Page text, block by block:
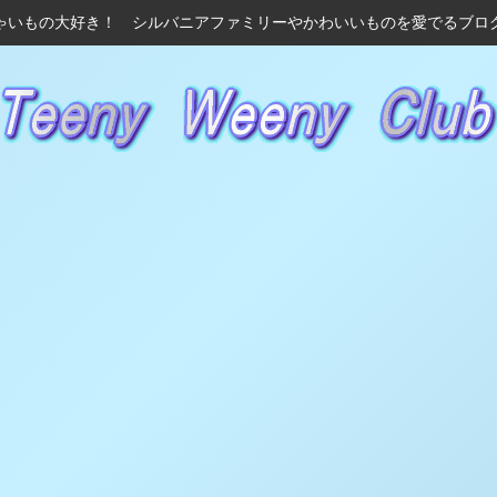
いもの大好き！ シルバニアファミリーやかわいいものを愛でるブロ